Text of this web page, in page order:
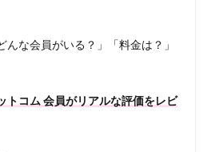
んな会員がいる？」「料金は？」
トコム 会員がリアルな評価をレビ